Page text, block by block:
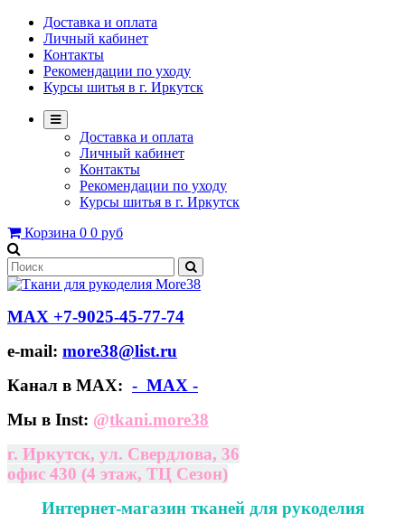
Доставка и оплата
Личный кабинет
Контакты
Рекомендации по уходу
Курсы шитья в г. Иркутск
Доставка и оплата
Личный кабинет
Контакты
Рекомендации по уходу
Курсы шитья в г. Иркутск
Корзина 0 0 руб
МАХ +7-9025-45-77-74
e-mail: more38@list.ru
Канал в МАХ: - МАХ -
Мы в Inst: @tkani.more38
г. Иркутск, ул. Свердлова, 36
офис 430 (4 этаж, ТЦ Сезон)
Интернет-магазин тканей для рукоделия